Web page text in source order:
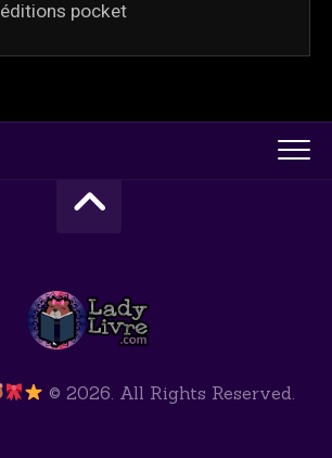
éditions pocket
© 2026. All Rights Reserved.